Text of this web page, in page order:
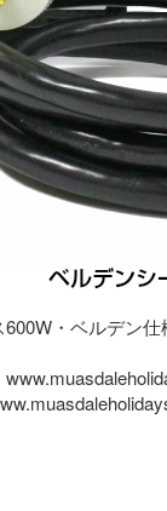
・ベルデン仕